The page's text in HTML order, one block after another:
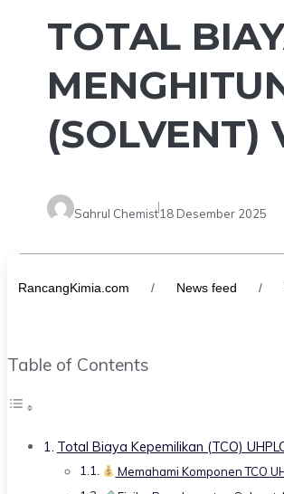
TOTAL
(SOLVENT)
Sahrul Chemist18 Desember 2025
RancangKimia.com / News feed /
Table of Contents
Total Biaya Kepemilikan (TCO)
Memahami Komponen TCO